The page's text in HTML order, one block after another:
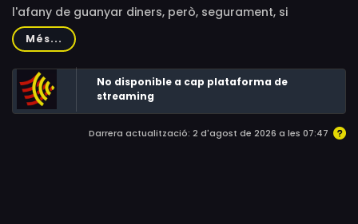
l'afany de guanyar diners, però, segurament, si
observéssim com vivien els nostres avantpassats més
llunyans, podríem aprendre una autèntica lliçó de vida i
fer que la nostra societat fos més justa i solidària.
Més...
No disponible a cap plataforma de
streaming
Darrera actualització: 2 d'agost de 2026 a les 07:47